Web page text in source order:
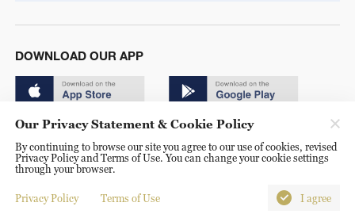
DOWNLOAD OUR APP
© China Radio International.CRI. All Rights Reserved. 16A
Shijingshan Road, Beijing, China. 100040
Our Privacy Statement & Cookie Policy
By continuing to browse our site you agree to our use of cookies, revised
Privacy Policy and Terms of Use. You can change your cookie settings
through your browser.
Privacy Policy Terms of Use I agree